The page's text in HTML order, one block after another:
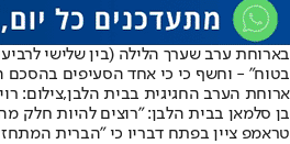
בארוחת ערב שערך הלילה (בין שלישי
בטוח" - וחשף כי כי אחד הסעיפים בהסכם
ארוחת הערב החגיגית בבית הלבן,צילום:
בן סלמאן בבית הלבן: "רוצים להיות חלק
טראמפ ציין בפתח דבריו כי "הברית